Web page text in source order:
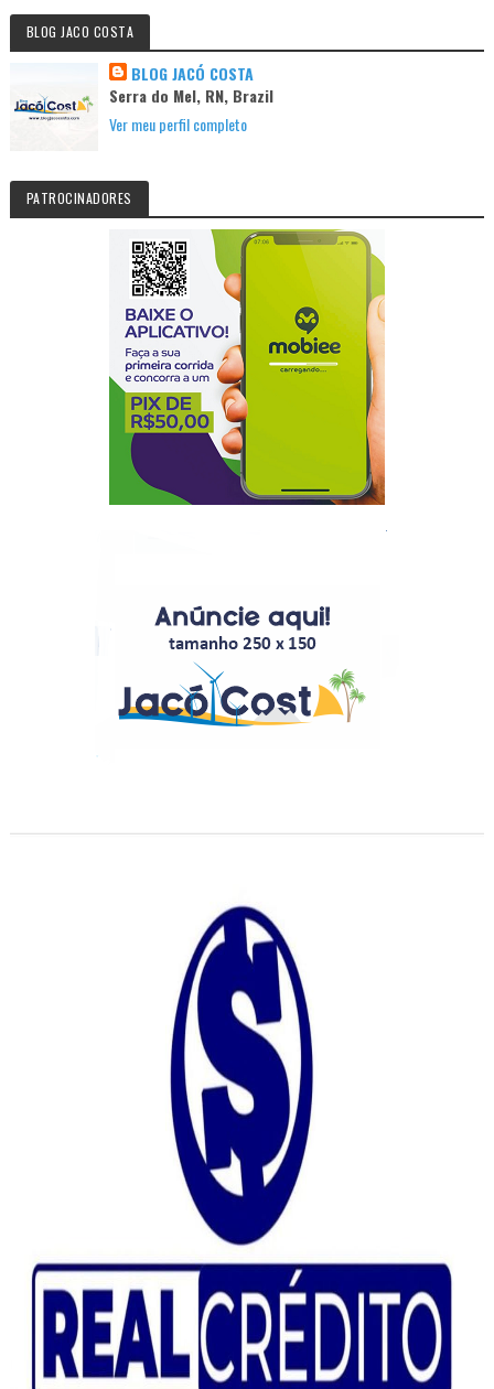
BLOG JACO COSTA
BLOG JACÓ COSTA
Serra do Mel, RN, Brazil
Ver meu perfil completo
PATROCINADORES